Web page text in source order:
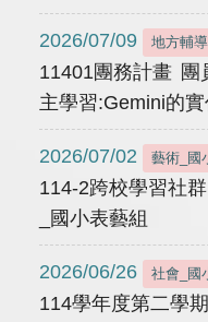
2026/07/09 地方輔
11401團務計畫 團
主學習:Gemini的
2026/07/02 藝術_國
114-2跨校學習社
_國小表藝組
2026/06/26 社會_國
114學年度第二學